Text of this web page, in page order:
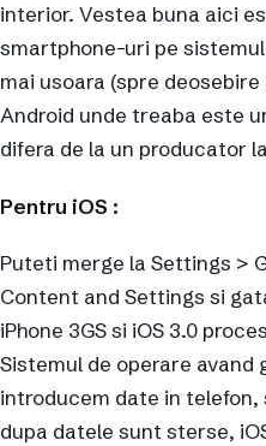
interior. Vestea buna aici
smartphone-uri pe
mai usoara (spre
Android unde treaba este
difera de la un producator
Pentru iOS :
Puteti merge la Settings >
Content and Settings si
iPhone 3GS si iOS 3.0
Sistemul de operare avand
introducem date in
dupa datele sunt sterse,